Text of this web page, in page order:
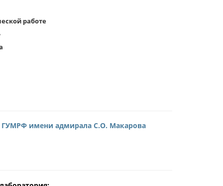
работе
ГУМРФ имени адмирала С.О. Макарова